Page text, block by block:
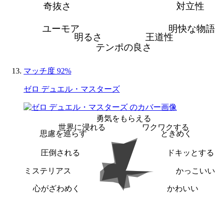
対立性
明快な物語
王道性
テンポの良さ
明るさ
ユーモア
奇抜さ
マッチ度 92%
ゼロ デュエル・マスターズ
勇気をもらえる
ワクワクする
ときめく
ドキッとする
かっこいい
かわいい
心がざわめく
ミステリアス
圧倒される
思慮を巡らす
世界に浸れる